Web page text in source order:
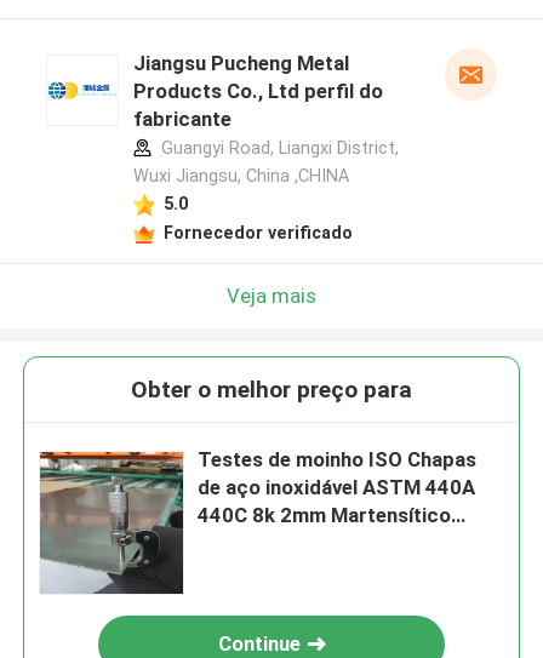
Jiangsu Pucheng Metal
Products Co., Ltd perfil do
fabricante
Guangyi Road, Liangxi District,
Wuxi Jiangsu, China ,CHINA
5.0
Fornecedor verificado
Veja mais
Obter o melhor preço para
Testes de moinho ISO Chapas
de aço inoxidável ASTM 440A
440C 8k 2mm Martensítico
Continue